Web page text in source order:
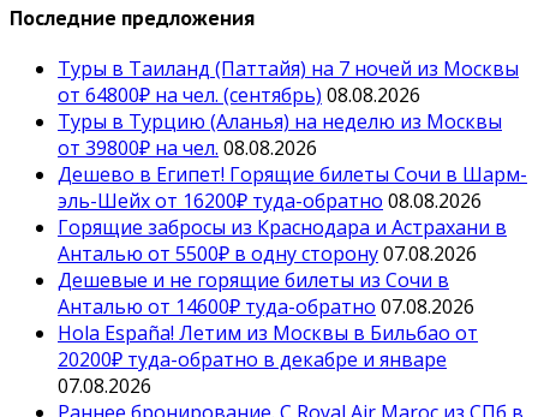
Последние предложения
Туры в Таиланд (Паттайя) на 7 ночей из Москвы
от 64800₽ на чел. (сентябрь) 08.08.2026
Туры в Турцию (Аланья) на неделю из Москвы
от 39800₽ на чел. 08.08.2026
Дешево в Египет! Горящие билеты Сочи в Шарм-
эль-Шейх от 16200₽ туда-обратно 08.08.2026
Горящие забросы из Краснодара и Астрахани в
Анталью от 5500₽ в одну сторону07.08.2026
Дешевые и не горящие билеты из Сочи в
Анталью от 14600₽ туда-обратно 07.08.2026
Hola España! Летим из Москвы в Бильбао от
20200₽ туда-обратно в декабре и январе
07.08.2026